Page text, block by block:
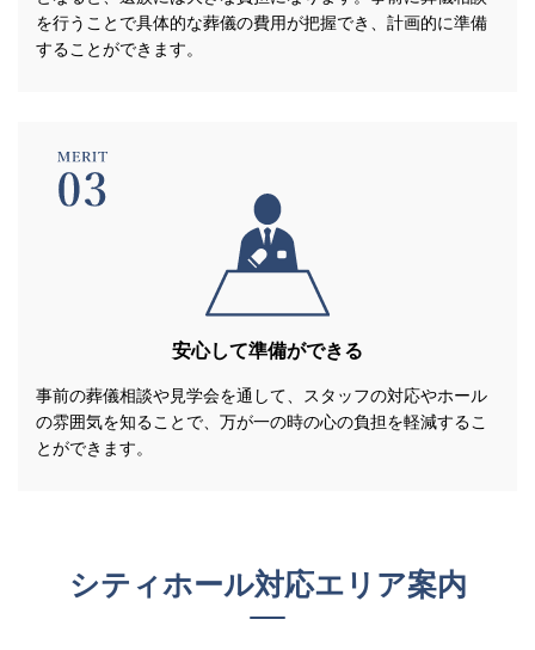
を行うことで具体的な葬儀の費用が把握でき、計画的に準備
することができます。
安心して準備ができる
事前の葬儀相談や見学会を通して、スタッフの対応やホール
の雰囲気を知ることで、万が一の時の心の負担を軽減するこ
とができます。
シティホール対応エリア案内